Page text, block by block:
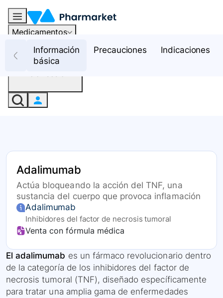
Medicamentos
RecursosInformación
básica
Precauciones Indicaciones
Adalimumab
Actúa bloqueando la acción del TNF, una
sustancia del cuerpo que provoca inflamación
Adalimumab
Inhibidores del factor de necrosis tumoral
Venta con fórmula médica
El adalimumab es un fármaco revolucionario dentro
de la categoría de los inhibidores del factor de
necrosis tumoral (TNF), diseñado específicamente
para tratar una amplia gama de enfermedades